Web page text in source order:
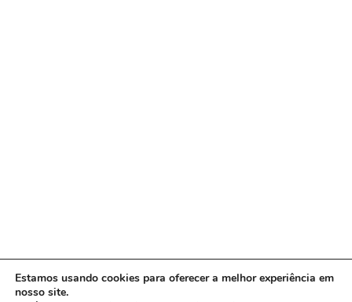
Estamos usando cookies para oferecer a melhor experiência em
nosso site.